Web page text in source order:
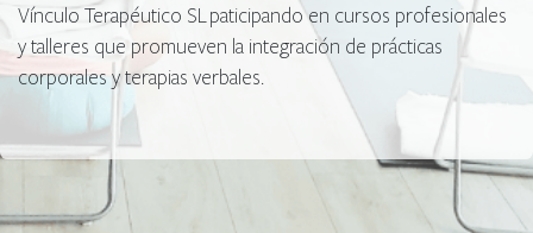
Vínculo Terapéutico SL paticipando en cursos profesionales
y talleres que promueven la integración de prácticas
corporales y terapias verbales.